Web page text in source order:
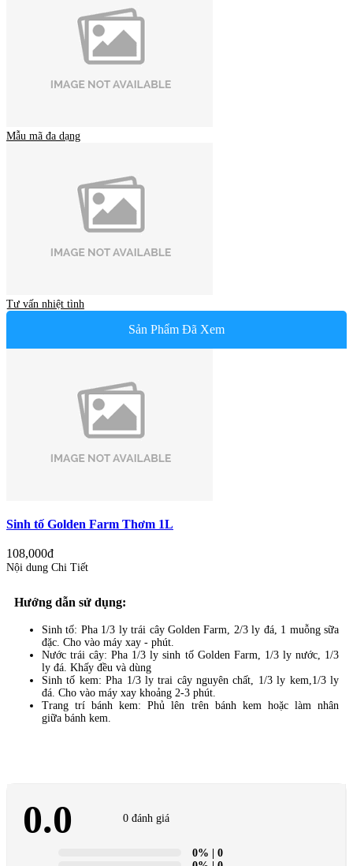
Mẫu mã đa dạng
Tư vấn nhiệt tình
Sản Phẩm Đã Xem
Sinh tố Golden Farm Thơm 1L
108,000đ
Nội dung Chi Tiết
Hướng dẫn sử dụng:
Sinh tố: Pha 1/3 ly trái cây Golden Farm, 2/3 ly đá, 1 muỗng sữa
đặc. Cho vào máy xay - phút.
Nước trái cây: Pha 1/3 ly sinh tố Golden Farm, 1/3 ly nước, 1/3
ly đá. Khấy đều và dùng
Sinh tố kem: Pha 1/3 ly trai cây nguyên chất, 1/3 ly kem,1/3 ly
đá. Cho vào máy xay khoảng 2-3 phút.
Trang trí bánh kem: Phủ lên trên bánh kem hoặc làm nhân
giữa bánh kem.
0.0 0 đánh giá
0% | 0